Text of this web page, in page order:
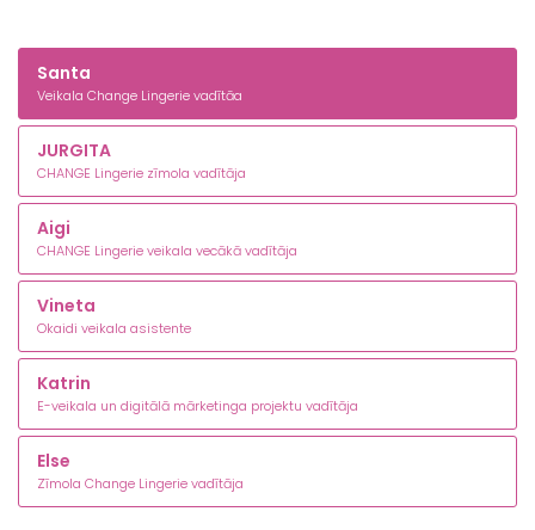
Santa
Veikala Change Lingerie vadītāa
JURGITA
CHANGE Lingerie zīmola vadītāja
Aigi
CHANGE Lingerie veikala vecākā vadītāja
Vineta
Okaidi veikala asistente
Katrin
E-veikala un digitālā mārketinga projektu vadītāja
Else
Zīmola Change Lingerie vadītāja